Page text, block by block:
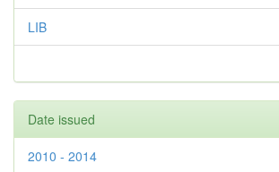
LIB
Date issued
2010 - 2014